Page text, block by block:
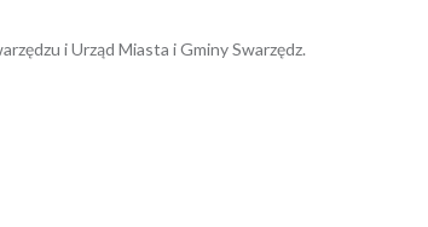
i Urząd Miasta i Gminy Swarzędz.